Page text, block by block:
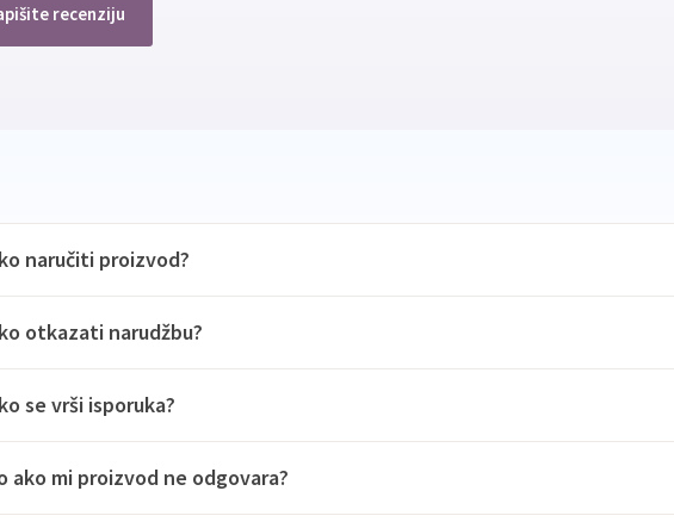
recenziju
naručiti proizvod?
otkazati narudžbu?
se vrši isporuka?
ako mi proizvod ne odgovara?